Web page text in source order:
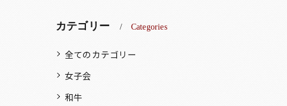
カテゴリー Categories
全てのカテゴリー
女子会
和牛